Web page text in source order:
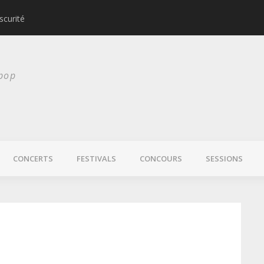
CONCERTS FESTIVALS CONCOURS SESSIONS